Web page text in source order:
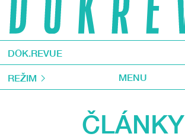
DOK.REVUE
REŽIM MENU
ČLÁNKY